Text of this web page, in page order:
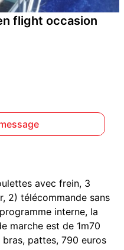
flight occasion
avec frein, 3
2) télécommande sans
interne, la
marche est de 1m70
pattes, 790 euros